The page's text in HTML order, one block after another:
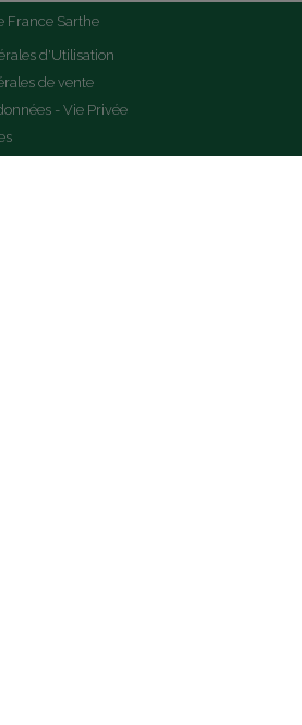
France Sarthe
d'Utilisation
de vente
- Vie Privée